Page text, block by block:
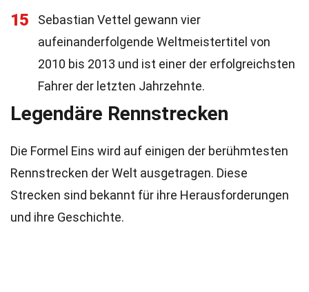
15
Sebastian Vettel gewann vier
aufeinanderfolgende Weltmeistertitel von
2010 bis 2013 und ist einer der erfolgreichsten
Fahrer der letzten Jahrzehnte.
Legendäre Rennstrecken
Die Formel Eins wird auf einigen der berühmtesten
Rennstrecken der Welt ausgetragen. Diese
Strecken sind bekannt für ihre Herausforderungen
und ihre Geschichte.